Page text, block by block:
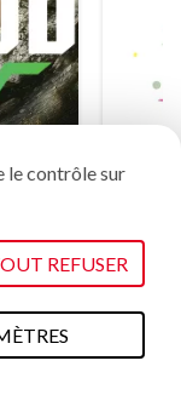
le contrôle sur
REFUSER